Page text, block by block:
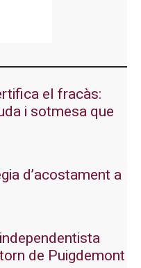
el fracàs:
i sotmesa que
d’acostament a
de Puigdemont